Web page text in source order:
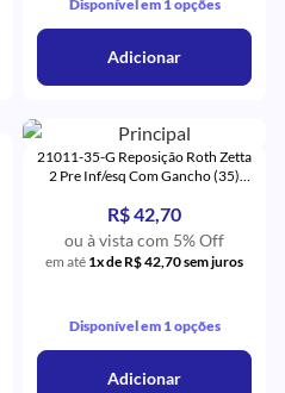
Disponível em 1 opções
Adicionar
21011-35-G Reposição Roth Zetta
2 Pre Inf/esq Com Gancho (35)
R$ 42,70
ou à vista com 5% Off
em até 1x de R$ 42,70 sem juros
Disponível em 1 opções
Adicionar